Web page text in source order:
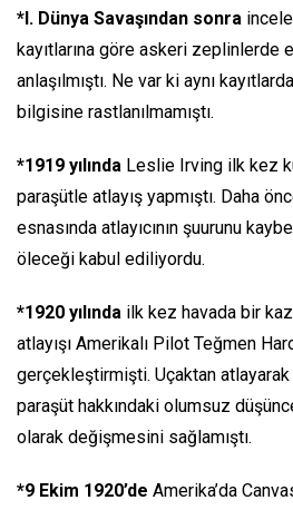
*I. Dünya Savaşından sonra
kayıtlarına göre askeri zeplinlerde
anlaşılmıştı. Ne var ki aynı
bilgisine rastlanılmamıştı.
*1919 yılında Leslie Irving ilk kez
paraşütle atlayış yapmıştı. Daha
esnasında atlayıcının şuurunu
öleceği kabul ediliyordu.
*1920 yılında ilk kez havada bir
atlayışı Amerikalı Pilot Teğmen
gerçekleştirmişti. Uçaktan atlayarak
paraşüt hakkındaki olumsuz
olarak değişmesini sağlamıştı.
*9 Ekim 1920’de Amerika’da